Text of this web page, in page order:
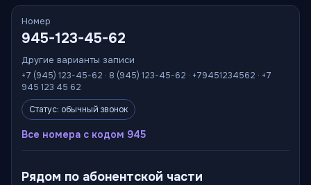
Номер
945-123-45-62
Другие варианты записи
+7 (945) 123-45-62 · 8 (945) 123-45-62 · +79451234562 · +7
945 123 45 62
Статус: обычный звонок
Все номера с кодом 945
Рядом по абонентской части